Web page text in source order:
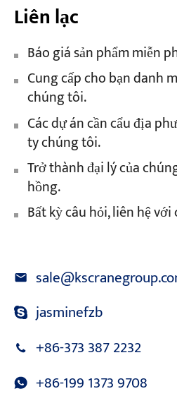
Liên lạc
Báo giá sản phẩm miễn
Cung cấp cho bạn danh
chúng tôi.
Các dự án cần cẩu địa
ty chúng tôi.
Trở thành đại lý của
hồng.
Bất kỳ câu hỏi, liên hệ
jasminefzb
+86-373 387 2232
+86-199 1373 9708